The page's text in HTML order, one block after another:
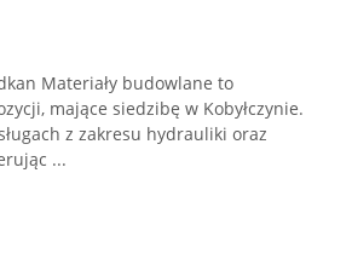
Materiały budowlane to
mające siedzibę w Kobyłczynie.
z zakresu hydrauliki oraz
...